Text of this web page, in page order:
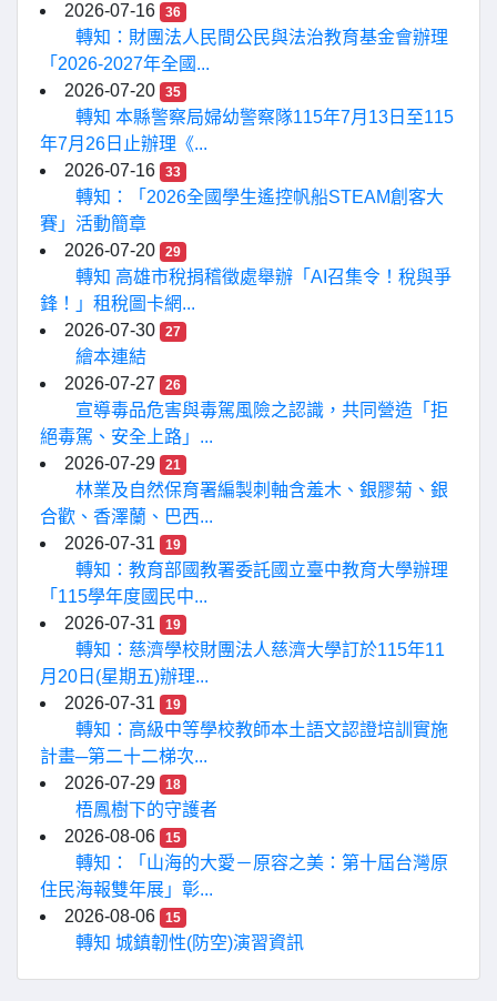
2026-07-16 36
轉知：財團法人民間公民與法治教育基金會辦理
「2026-2027年全國...
2026-07-20
35
轉知 本縣警察局婦幼警察隊115年7月13日至115
年7月26日止辦理《...
2026-07-16
33
轉知：「2026全國學生遙控帆船STEAM創客大
賽」活動簡章
2026-07-20
29
轉知 高雄市稅捐稽徵處舉辦「AI召集令！稅與爭
鋒！」租稅圖卡網...
2026-07-30
27
繪本連結
2026-07-27
26
宣導毒品危害與毒駕風險之認識，共同營造「拒
絕毒駕、安全上路」...
2026-07-29
21
林業及自然保育署編製刺軸含羞木、銀膠菊、銀
合歡、香澤蘭、巴西...
2026-07-31
19
轉知：教育部國教署委託國立臺中教育大學辦理
「115學年度國民中...
2026-07-31
19
轉知：慈濟學校財團法人慈濟大學訂於115年11
月20日(星期五)辦理...
2026-07-31
19
轉知：高級中等學校教師本土語文認證培訓實施
計畫─第二十二梯次...
2026-07-29
18
梧鳳樹下的守護者
2026-08-06
15
轉知：「山海的大愛－原容之美：第十屆台灣原
住民海報雙年展」彰...
2026-08-06
15
轉知 城鎮韌性(防空)演習資訊